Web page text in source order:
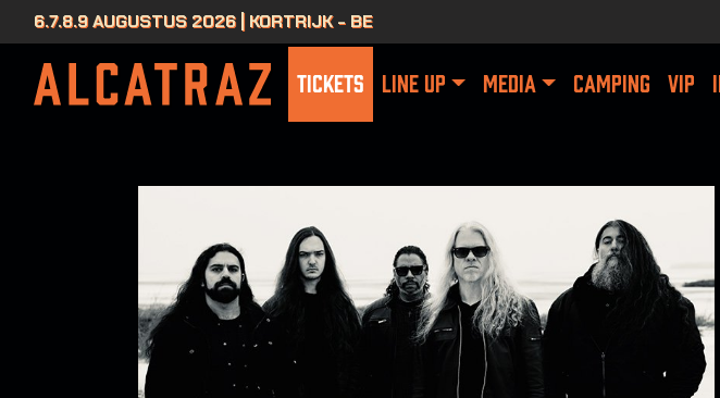
6.7.8.9 AUGUSTUS 2026 | KORTRIJK - BE
TICKETS LINE UP MEDIA CAMPING VIP